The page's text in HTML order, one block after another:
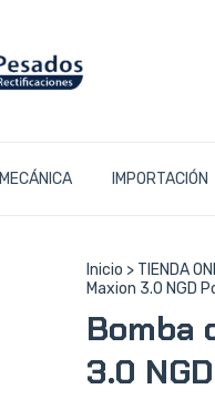
MECÁNICA IMPORTACIÓN
Inicio > TIENDA
Maxion 3.0 NGD
Bomba
3.0